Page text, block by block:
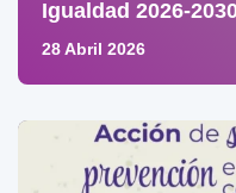
Igualdad 2026-
28 Abril 2026